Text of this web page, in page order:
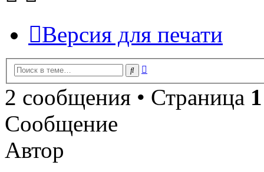
Версия для печати
Поиск
2 сообщения • Страница 1
Сообщение
Автор